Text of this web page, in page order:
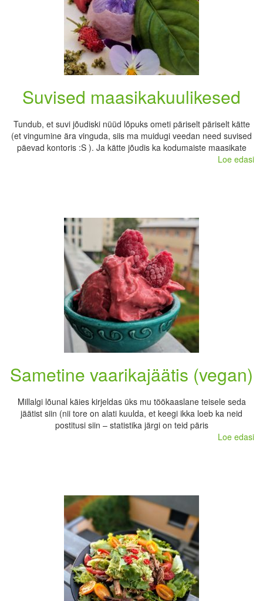
Suvised maasikakuulikesed
Tundub, et suvi jõudiski nüüd lõpuks ometi päriselt päriselt kätte
(et vingumine ära vinguda, siis ma muidugi veedan need suvised
päevad kontoris :S ). Ja kätte jõudis ka kodumaiste maasikate
Loe edasi
Sametine vaarikajäätis (vegan)
Millalgi lõunal käies kirjeldas üks mu töökaaslane teisele seda
jäätist siin (nii tore on alati kuulda, et keegi ikka loeb ka neid
postitusi siin – statistika järgi on teid päris
Loe edasi